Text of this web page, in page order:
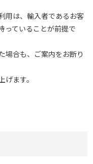
用は、輸入者であるお客
っていることが前提で
場合も、ご案内をお断り
ます。